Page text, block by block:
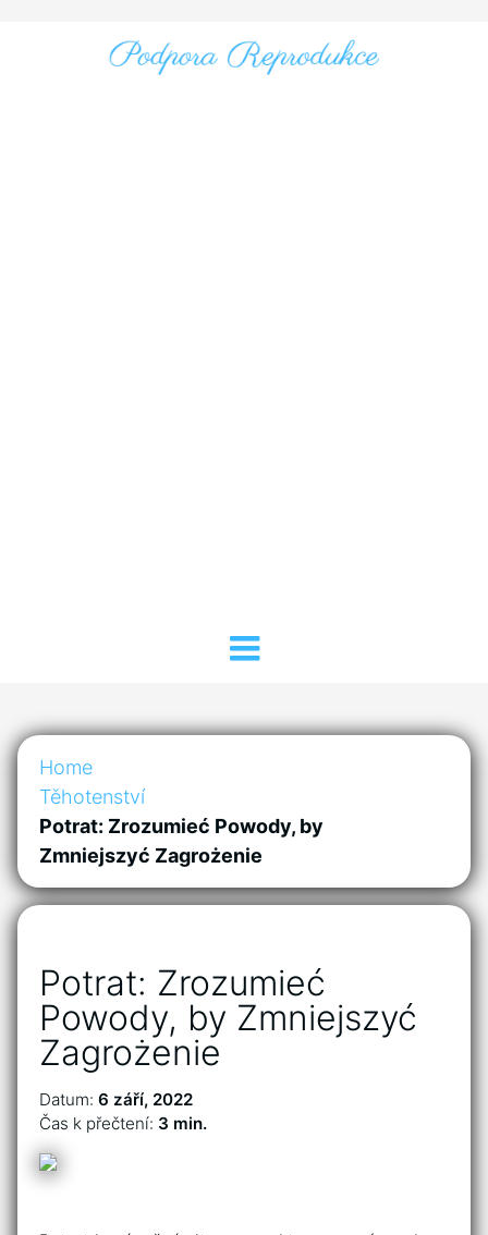
Home
Těhotenství
Potrat: Zrozumieć Powody, by
Zmniejszyć Zagrożenie
Potrat: Zrozumieć
Powody, by Zmniejszyć
Zagrożenie
Datum: 6 září, 2022
Čas k přečtení: 3 min.